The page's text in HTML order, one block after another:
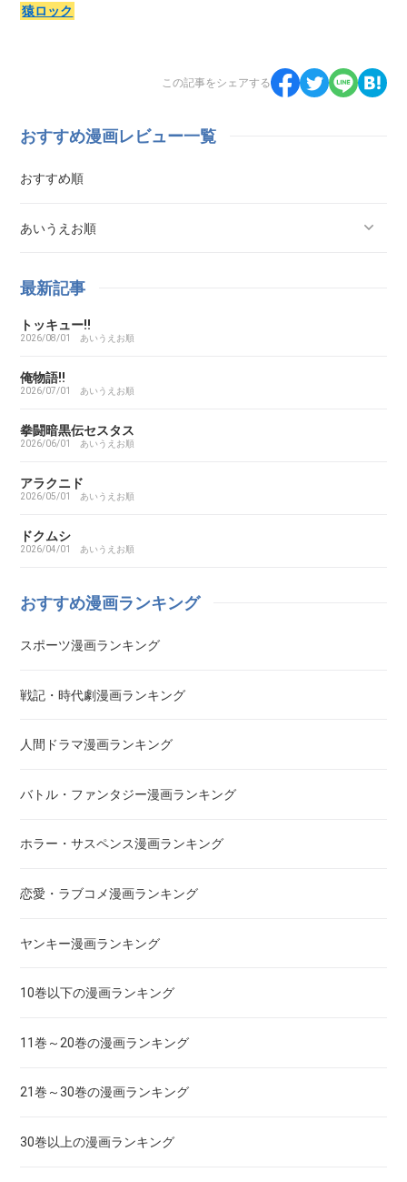
猿ロック
この記事をシェアする
おすすめ漫画レビュー一覧
おすすめ順
あいうえお順
ああ探偵事務所
ARMS（アームズ）
あいこら
アイシールド21
I’S（アイズ）
最新記事
トッキュー!!
2026/08/01 あいうえお順
俺物語!!
2026/07/01 あいうえお順
拳闘暗黒伝セスタス
2026/06/01 あいうえお順
アラクニド
2026/05/01 あいうえお順
ドクムシ
2026/04/01 あいうえお順
おすすめ漫画ランキング
スポーツ漫画ランキング
戦記・時代劇漫画ランキング
人間ドラマ漫画ランキング
バトル・ファンタジー漫画ランキング
ホラー・サスペンス漫画ランキング
恋愛・ラブコメ漫画ランキング
ヤンキー漫画ランキング
10巻以下の漫画ランキング
11巻～20巻の漫画ランキング
21巻～30巻の漫画ランキング
30巻以上の漫画ランキング